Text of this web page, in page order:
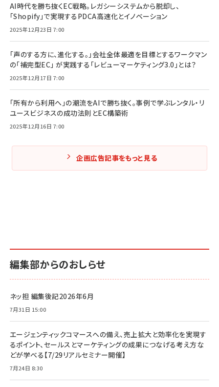
AI時代を勝ち抜くEC戦略。レガシーシステムから脱却し、
「Shopify」で実現するPDCA高速化とイノベーション
2025年12月23日 7:00
「声のする方に、進化する。」会社全体最適を目標とするワークマン
の「補完型EC」 が実践する「レビューマーケティング3.0」とは？
2025年12月17日 7:00
「所有から利用へ」の潮流をAIで勝ち抜く。事例で学ぶレンタル・リ
ユースビジネスの成功法則とEC構築術
2025年12月16日 7:00
企画広告記事をもっと見る
編集部からのおしらせ
ネッ担 編集後記2026年6月
7月31日 15:00
エージェンティックコマースへの備え、売上拡大と効率化を実現す
るポイント、セールスとマーケティングの成果につなげる考え方な
どが学べる【7/29リアルセミナー開催】
7月24日 8:30